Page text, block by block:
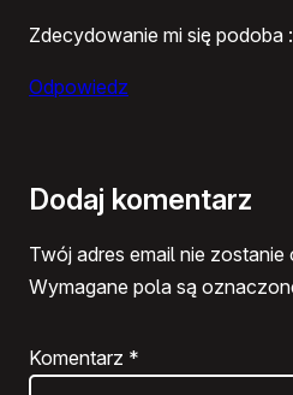
Zdecydowanie mi się podoba
Odpowiedz
Dodaj komentarz
Twój adres email nie zostanie
Wymagane pola są
Komentarz *